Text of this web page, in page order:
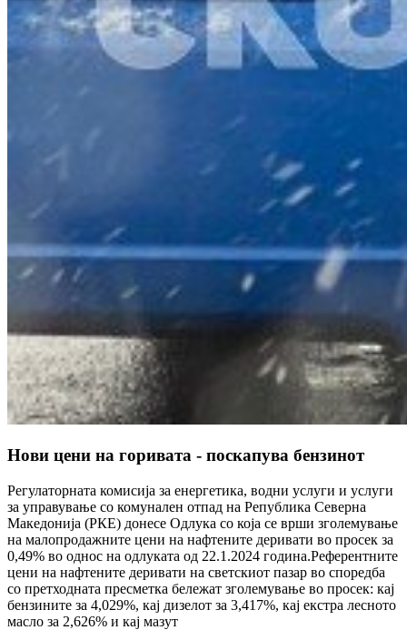
Нови цени на горивата - поскапува бензинот
Регулаторната комисија за енергетика, водни услуги и услуги
за управување со комунален отпад на Република Северна
Македонија (РКЕ) донесе Одлука со која се врши зголемување
на малопродажните цени на нафтените деривати во просек за
0,49% во однос на одлуката од 22.1.2024 година.Референтните
цени на нафтените деривати на светскиот пазар во споредба
со претходната пресметка бележат зголемување во просек: кај
бензините за 4,029%, кај дизелот за 3,417%, кај екстра лесното
масло за 2,626% и кај мазут